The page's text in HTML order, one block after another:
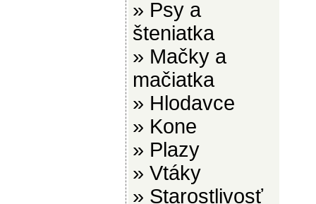
» Psy a
šteniatka
» Mačky a
mačiatka
» Hlodavce
» Kone
» Plazy
» Vtáky
» Starostlivosť